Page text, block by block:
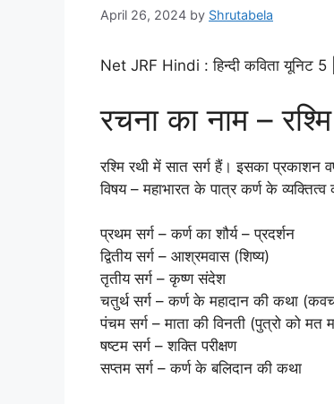
April 26, 2024 by Shrutabela
Net JRF Hindi : हिन्दी कविता यूनिट 5 |
रचना का नाम –
रश्मि रथी में सात सर्ग हैं। इसका प्रकाशन
विषय – महाभारत के पात्र कर्ण के
प्रथम सर्ग – कर्ण का शौर्य – प्रदर्शन
द्वितीय सर्ग – आश्रमवास (शिष्य)
तृतीय सर्ग – कृष्ण संदेश
चतुर्थ सर्ग – कर्ण के महादान की कथा
पंचम सर्ग – माता की विनती (पुत्रो को मत
षष्टम सर्ग – शक्ति परीक्षण
सप्तम सर्ग – कर्ण के बलिदान की कथा